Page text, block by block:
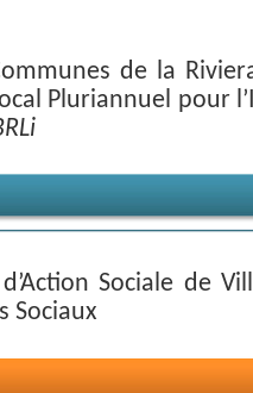
de la
Pluriannuel pour
Sociale de
Sociaux